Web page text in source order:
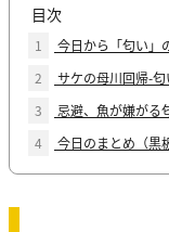
目次
1
今日から「匂い」
2
サケの母川回帰-
3
忌避、魚が嫌がる
4
今日のまとめ（黒